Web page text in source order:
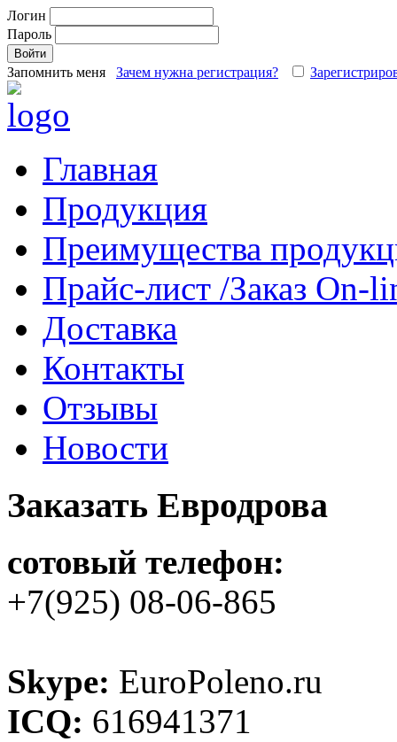
Логин
Пароль
Запомнить меня Зачем нужна регистрация?
Главная
Продукция
Преимущества
Прайс-лист /Заказ On-
Доставка
Контакты
Отзывы
Новости
Заказать Евродрова
сотовый телефон:
+7(925) 08-06-865
Skype: EuroPoleno.ru
ICQ: 616941371